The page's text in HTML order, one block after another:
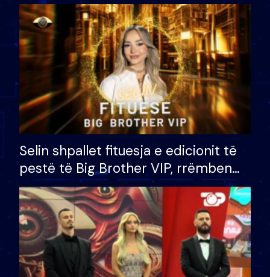
Selin shpallet fituesja e edicionit të
pestë të Big Brother VIP, rrëmben
çmimin e madh prej 100 mijë eurosh